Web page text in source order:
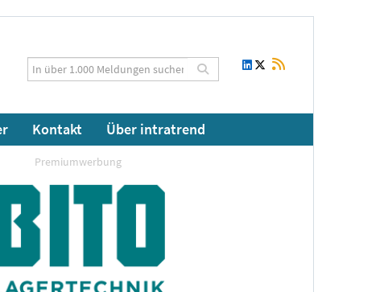
Kontakt Über intratrend
Premiumwerbung